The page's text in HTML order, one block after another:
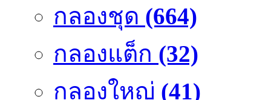
กลองชุด (664)
กลองแต็ก (32)
กลองใหญ่ (41)